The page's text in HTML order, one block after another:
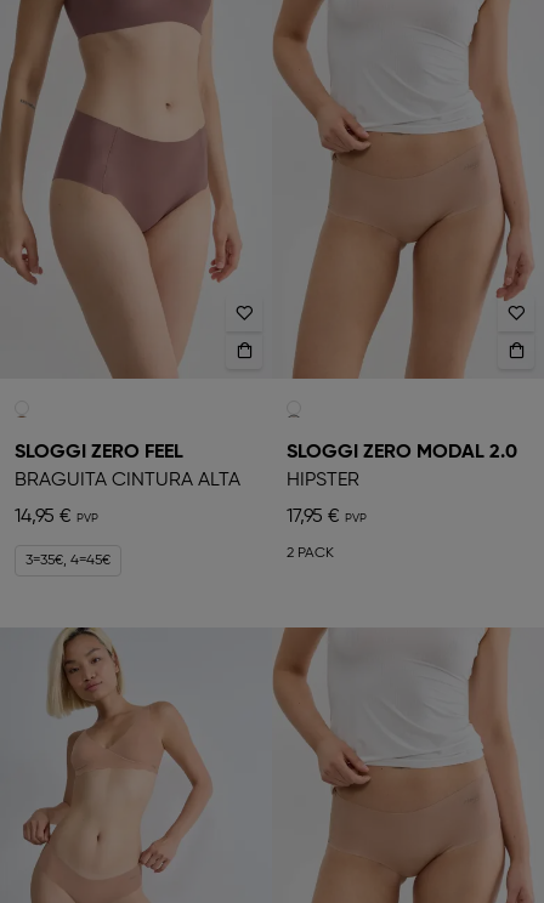
SLOGGI ZERO FEEL
BRAGUITA CINTURA ALTA
14,95 €
3=35€, 4=45€
SLOGGI ZERO MODAL 2.0
HIPSTER
17,95 €
2 PACK